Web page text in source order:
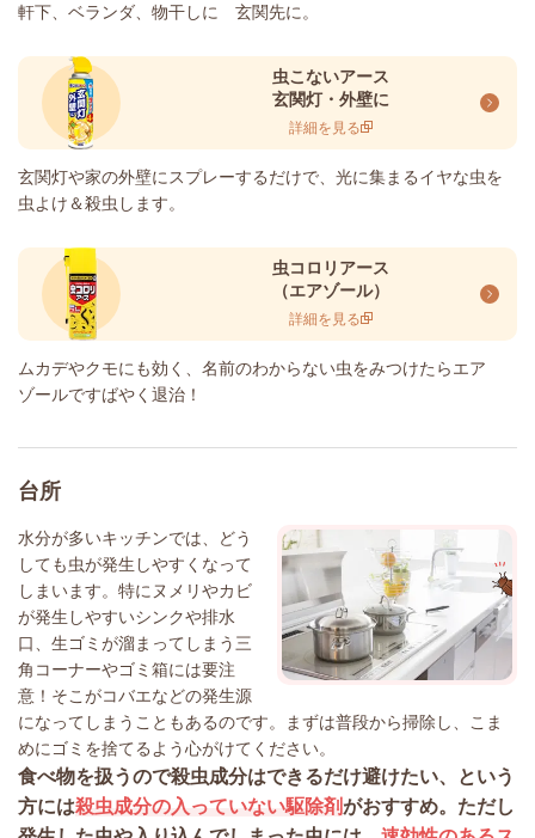
軒下、ベランダ、物干しに 玄関先に。
虫こないアース
玄関灯・外壁に
詳細を見る
玄関灯や家の外壁にスプレーするだけで、光に集まるイヤな虫を
虫よけ＆殺虫します。
虫コロリアース
（エアゾール）
詳細を見る
ムカデやクモにも効く、名前のわからない虫をみつけたらエア
ゾールですばやく退治！
台所
水分が多いキッチンでは、どう
しても虫が発生しやすくなって
しまいます。特にヌメリやカビ
が発生しやすいシンクや排水
口、生ゴミが溜まってしまう三
角コーナーやゴミ箱には要注
意！そこがコバエなどの発生源
になってしまうこともあるのです。まずは普段から掃除し、こま
めにゴミを捨てるよう心がけてください。
食べ物を扱うので殺虫成分はできるだけ避けたい、という
方には殺虫成分の入っていない駆除剤がおすすめ。ただし